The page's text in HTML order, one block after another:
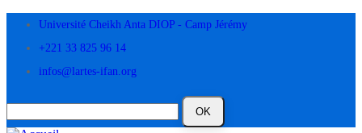
contenu
Université Cheikh Anta DIOP - Camp Jérémy
+221 33 825 96 14
infos@lartes-ifan.org